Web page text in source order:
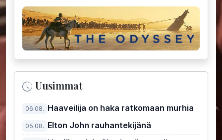
Uusimmat
06.08. Haaveilija on haka ratkomaan murhia
05.08. Elton John rauhantekijänä